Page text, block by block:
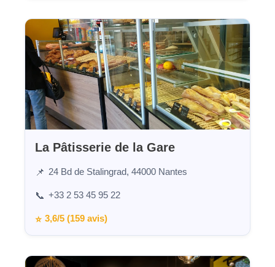
La Pâtisserie de la Gare
📌 24 Bd de Stalingrad, 44000 Nantes
📞 +33 2 53 45 95 22
⭐ 3,6/5 (159 avis)